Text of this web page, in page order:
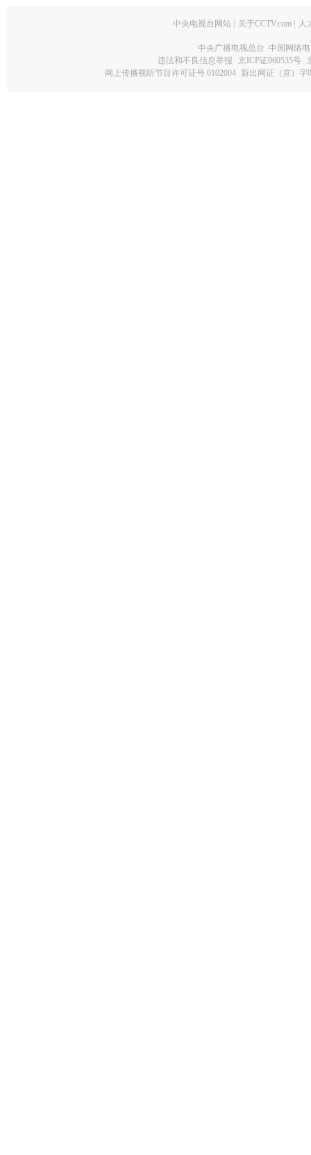
中央电视台网站 关于CCTV.com 人
中央广播电视总台 中国网络
违法和不良信息举报
京ICP证060535号
网上传播视听节目许可证号 0102004 新出网证（京）